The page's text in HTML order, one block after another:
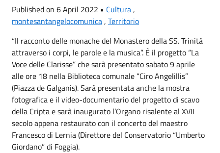
Published on 6 April 2022 • Cultura,
montesantangelocomunica, Territorio
“Il racconto delle monache del Monastero della SS. Trinità
attraverso i corpi, le parole e la musica”. È il progetto “La
Voce delle Clarisse” che sarà presentato sabato 9 aprile
alle ore 18 nella Biblioteca comunale “Ciro Angelillis”
(Piazza de Galganis). Sarà presentata anche la mostra
fotografica e il video-documentario del progetto di scavo
della Cripta e sarà inaugurato l’Organo risalente al XVII
secolo appena restaurato con il concerto del maestro
Francesco di Lernia (Direttore del Conservatorio “Umberto
Giordano” di Foggia).